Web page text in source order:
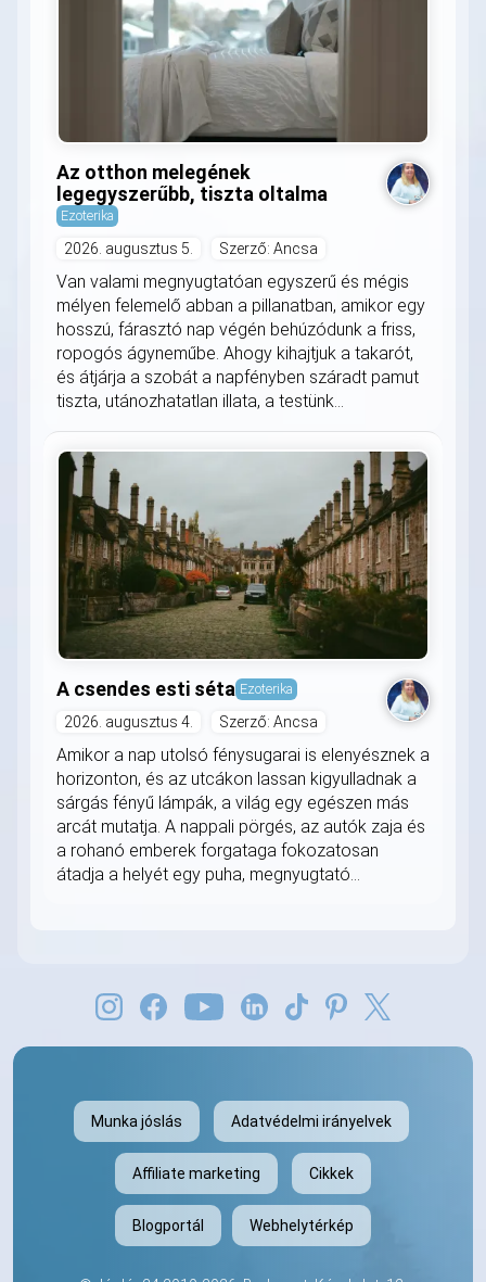
Az otthon melegének
legegyszerűbb, tiszta oltalma
Ezoterika
2026. augusztus 5. Szerző: Ancsa
Van valami megnyugtatóan egyszerű és mégis
mélyen felemelő abban a pillanatban, amikor egy
hosszú, fárasztó nap végén behúzódunk a friss,
ropogós ágyneműbe. Ahogy kihajtjuk a takarót,
és átjárja a szobát a napfényben száradt pamut
tiszta, utánozhatatlan illata, a testünk...
A csendes esti séta Ezoterika
2026. augusztus 4. Szerző: Ancsa
Amikor a nap utolsó fénysugarai is elenyésznek a
horizonton, és az utcákon lassan kigyulladnak a
sárgás fényű lámpák, a világ egy egészen más
arcát mutatja. A nappali pörgés, az autók zaja és
a rohanó emberek forgataga fokozatosan
átadja a helyét egy puha, megnyugtató...
Munka jóslás Adatvédelmi irányelvek
Affiliate marketing Cikkek
Blogportál Webhelytérkép